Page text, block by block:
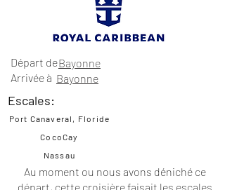
Départ de
Arrivée à
Bayonne
Bayonne
Escales:
Port Canaveral, Floride
CocoCay
Nassau
Au moment ou nous avons déniché ce
départ, cette croisière faisait les escales